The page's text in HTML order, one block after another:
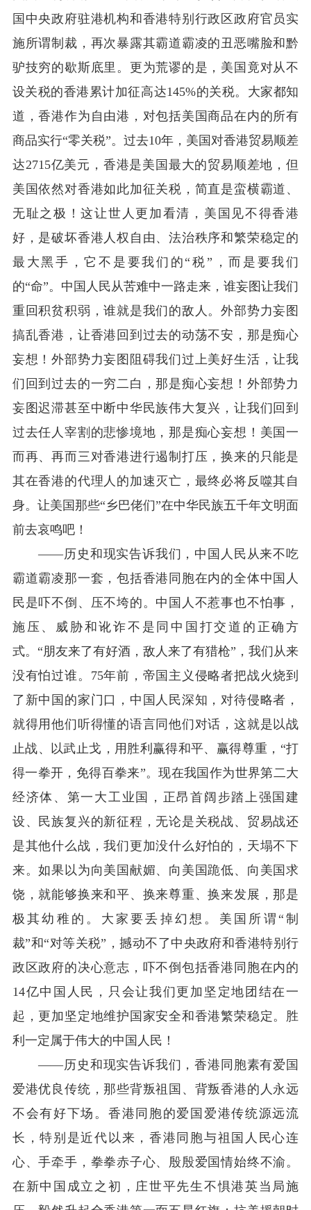
国中央政府驻港机构和香港特别行政区政府官员实
施所谓制裁，再次暴露其霸道霸凌的丑恶嘴脸和黔
驴技穷的歇斯底里。更为荒谬的是，美国竟对从不
设关税的香港累计加征高达145%的关税。大家都知
道，香港作为自由港，对包括美国商品在内的所有
商品实行“零关税”。过去10年，美国对香港贸易顺差
达2715亿美元，香港是美国最大的贸易顺差地，但
美国依然对香港如此加征关税，简直是蛮横霸道、
无耻之极！这让世人更加看清，美国见不得香港
好，是破坏香港人权自由、法治秩序和繁荣稳定的
最大黑手，它不是要我们的“税”，而是要我们
的“命”。中国人民从苦难中一路走来，谁妄图让我们
重回积贫积弱，谁就是我们的敌人。外部势力妄图
搞乱香港，让香港回到过去的动荡不安，那是痴心
妄想！外部势力妄图阻碍我们过上美好生活，让我
们回到过去的一穷二白，那是痴心妄想！外部势力
妄图迟滞甚至中断中华民族伟大复兴，让我们回到
过去任人宰割的悲惨境地，那是痴心妄想！美国一
而再、再而三对香港进行遏制打压，换来的只能是
其在香港的代理人的加速灭亡，最终必将反噬其自
身。让美国那些“乡巴佬们”在中华民族五千年文明面
前去哀鸣吧！
——历史和现实告诉我们，中国人民从来不吃
霸道霸凌那一套，包括香港同胞在内的全体中国人
民是吓不倒、压不垮的。中国人不惹事也不怕事，
施压、威胁和讹诈不是同中国打交道的正确方
式。“朋友来了有好酒，敌人来了有猎枪”，我们从来
没有怕过谁。 75年前，帝国主义侵略者把战火烧到
了新中国的家门口，中国人民深知，对待侵略者，
就得用他们听得懂的语言同他们对话，这就是以战
止战、以武止戈，用胜利赢得和平、赢得尊重，“打
得一拳开，免得百拳来”。现在我国作为世界第二大
经济体、第一大工业国，正昂首阔步踏上强国建
设、民族复兴的新征程，无论是关税战、贸易战还
是其他什么战，我们更加没什么好怕的，天塌不下
来。如果以为向美国献媚、向美国跪低、向美国求
饶，就能够换来和平、换来尊重、换来发展，那是
极其幼稚的。大家要丢掉幻想。美国所谓“制
裁”和“对等关税”，撼动不了中央政府和香港特别行
政区政府的决心意志，吓不倒包括香港同胞在内的
14亿中国人民，只会让我们更加坚定地团结在一
起，更加坚定地维护国家安全和香港繁荣稳定。胜
利一定属于伟大的中国人民！
——历史和现实告诉我们，香港同胞素有爱国
爱港优良传统，那些背叛祖国、背叛香港的人永远
不会有好下场。香港同胞的爱国爱港传统源远流
长，特别是近代以来，香港同胞与祖国人民心连
心、手牵手，拳拳赤子心、殷殷爱国情始终不渝。
在新中国成立之初，庄世平先生不惧港英当局施